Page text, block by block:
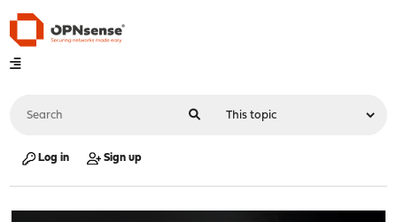
Log in Sign up